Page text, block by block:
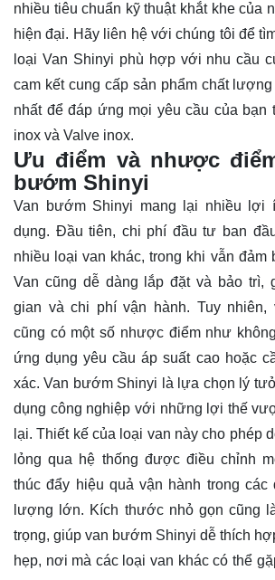
nhiều tiêu chuẩn kỹ thuật khắt khe của
hiện đại. Hãy liên hệvới chúng tôi để
loại Van Shinyi phù hợp với nhu cầu
cam kết cung cấp sản phẩm chất
nhất để đáp ứng mọi yêu cầu của bạn
inox và Valve inox.
Ưu điểm và nhược
bướm Shinyi
Van bướm Shinyi mang lại nhiều lợi
dụng. Đầu tiên, chi phí đầu tư ban
nhiều loại van khác, trong khi vẫn đảm
Van cũng dễ dàng lắp đặt và bảo trì,
gian và chi phí vận hành. Tuy nhiên,
cũng có một số nhược điểm như
ứng dụng yêu cầu áp suất cao hoặc
xác. Van bướm Shinyi là lựa chọn lý
dụng công nghiệp với những lợi thế
lại. Thiết kế của loại van này cho phép
lỏng qua hệ thống được điều chỉnh
thúc đẩy hiệu quả vận hành trong
lượng lớn. Kích thước nhỏ gọn cũng
trọng, giúp van bướm Shinyi dễ thích
hẹp, nơi mà các loại van khác có thể